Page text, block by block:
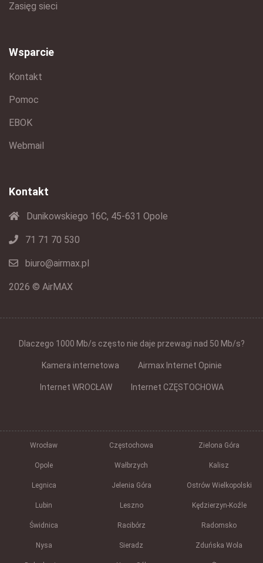
Zasięg sieci
Wsparcie
Kontakt
Pomoc
EBOK
Webmail
Kontakt
Dunikowskiego 16C, 45-631 Opole
71 71 70 530
biuro@airmax.pl
2026 © AirMAX
Dlaczego 1000 Mb/s często nie daje przewagi nad 50 Mb/s?
Kamera internetowa Airmax Internet Opinie
Internet WROCŁAW Internet CZĘSTOCHOWA
Wrocław Częstochowa Zielona Góra
Opole Wałbrzych Kalisz
Legnica Jelenia Góra Ostrów Wielkopolski
Lubin Leszno Kędzierzyn-Koźle
Świdnica Racibórz Radomsko
Nysa Sieradz Zduńska Wola